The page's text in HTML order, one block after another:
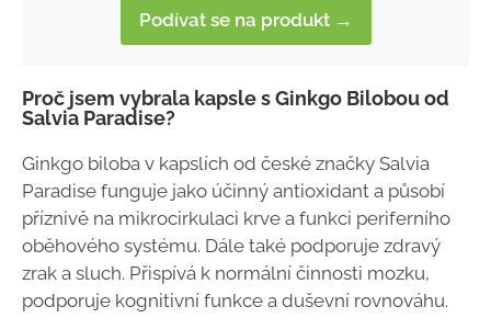
Podívat se na produkt →
Proč jsem vybrala kapsle s Ginkgo Bilobou od
Salvia Paradise?
Ginkgo biloba v kapslích od české značky Salvia
Paradise funguje jako účinný antioxidant a působí
příznivě na mikrocirkulaci krve a funkci periferního
oběhového systému. Dále také podporuje zdravý
zrak a sluch. Přispívá k normální činnosti mozku,
podporuje kognitivní funkce a duševní rovnováhu.